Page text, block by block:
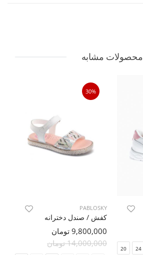
محصولات مشابه
24
20
21
22
30%
PABLOSKY
کفش / صندل دخترانه
9,800,000 تومان
14,000,000 تومان